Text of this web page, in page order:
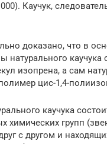
Каучук,
доказано, что в
натурального каучука
изопрена, а сам
цис-1,4-
каучука
химических групп
с другом и